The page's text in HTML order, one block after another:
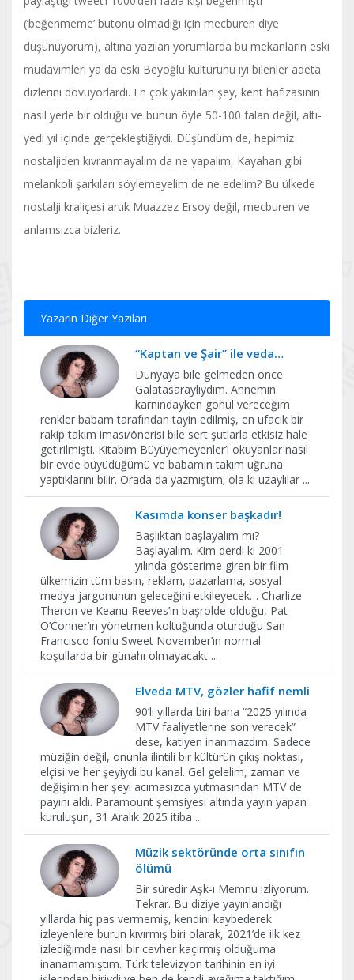
(‘beğenmeme’ butonu olmadığı için mecburen diye
düşünüyorum), altına yazılan yorumlarda bu mekanların eski
müdavimleri ya da eski Beyoğlu kültürünü iyi bilenler adeta
dizlerini dövüyorlardı. En çok yakınılan şey, kent hafızasının
nasıl yerle bir olduğu ve bunun öyle 50-100 falan değil, altı-
yedi yıl içinde gerçekleştiğiydi. Düşündüm de, hepimiz
nostaljiden kıvranmayalım da ne yapalım, Kayahan gibi
melankoli şarkıları söylemeyelim de ne edelim? Bu ülkede
nostalji kraliçesi artık Muazzez Ersoy değil, mecburen ve
anlamsızca bizleriz.
Yazarın Diğer Yazıları
“Kaptan ve Şair” ile veda…
Dünyaya bile gelmeden önce
Galatasaraylıydım. Annemin
karnındayken gönül vereceğim
renkler babam tarafından tayin edilmiş, en ufacık bir
rakip takım iması/önerisi bile sert şutlarla etkisiz hale
getirilmişti. Kitabım Büyüyemeyenler’i okuyanlar nasıl
bir evde büyüdüğümü ve babamın takım uğruna
yaptıklarını bilir. Orada da yazmıştım; ola ki uzaylılar ...
Kasımda konser başkadır!
Başlıktan başlayalım mı?
Başlayalım. Kim derdi ki 2001
yılında gösterime giren bir film
ülkemizin tüm basın, reklam, pazarlama, sosyal
medya jargonunun geleceğini etkileyecek… Charlize
Theron ve Keanu Reeves’in başrolde olduğu, Pat
O’Conner’ın yönetmen koltuğunda oturduğu San
Francisco fonlu Sweet November’ın normal
koşullarda bir günahı olmayacakt ...
Elveda MTV, gözler hafif nemli
90’lı yıllarda biri bana “2025 yılında
MTV faaliyetlerine son verecek”
dese, katiyen inanmazdım. Sadece
müziğin değil, onunla ilintili bir kültürün çıkış noktası,
elçisi ve her şeyiydi bu kanal. Gel gelelim, zaman ve
değişimin her şeyi acımasızca yutmasından MTV de
payını aldı. Paramount şemsiyesi altında yayın yapan
kuruluşun, 31 Aralık 2025 itiba ...
Müzik sektöründe orta sınıfın
ölümü
Bir süredir Aşk-ı Memnu izliyorum.
Tekrar. Bu diziye yayınlandığı
yıllarda hiç pas vermemiş, kendini kaybederek
izleyenlere burun kıvırmış biri olarak, 2021’de ilk kez
izlediğimde nasıl bir cevher kaçırmış olduğuma
inanamamıştım. Türk televizyon tarihinin en iyi